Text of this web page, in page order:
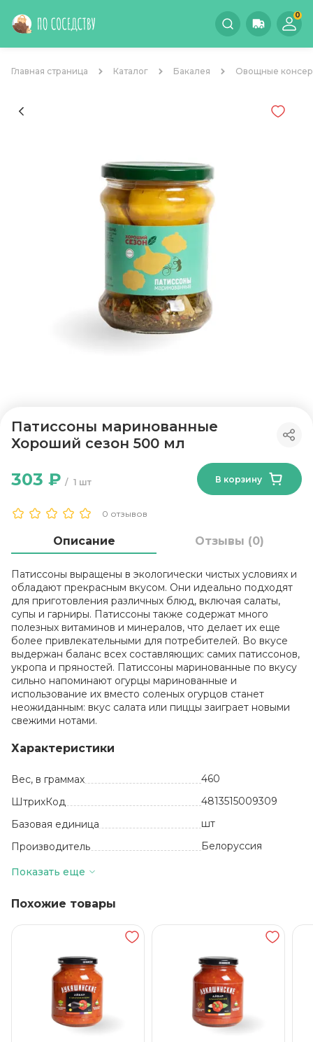
0
Главная страница Каталог Бакалея Овощные
Патиссоны маринованные
Хороший сезон 500 мл
0 отзывов
1 шт
303 ₽ В корзину
Описание Отзывы (0)
Патиссоны выращены в экологически чистых условиях и
обладают прекрасным вкусом. Они идеально подходят
для приготовления различных блюд, включая салаты,
супы и гарниры. Патиссоны также содержат много
полезных витаминов и минералов, что делает их еще
более привлекательными для потребителей. Во вкусе
выдержан баланс всех составляющих: самих патиссонов,
укропа и пряностей. Патиссоны маринованные по вкусу
сильно напоминают огурцы маринованные и
использование их вместо соленых огурцов станет
неожиданным: вкус салата или пиццы заиграет новыми
свежими нотами.
Характеристики
Вес, в граммах
460
ШтрихКод
4813515009309
Базовая единица
шт
Производитель
Белоруссия
Количество в упаковке
Показать еще
Похожие товары